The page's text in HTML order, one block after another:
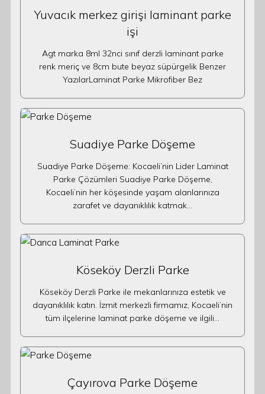
Yuvacık merkez girişi laminant parke
işi
Agt marka 8ml 32nci sınıf derzli laminant parke
renk meriç ve 8cm bute beyaz süpürgelik Benzer
YazılarLaminat Parke Mikrofiber Bez
Suadiye Parke Döşeme
Suadiye Parke Döşeme: Kocaeli’nin Lider Laminat
Parke Çözümleri Suadiye Parke Döşeme,
Kocaeli’nin her köşesinde yaşam alanlarınıza
zarafet ve dayanıklılık katmak…
Köseköy Derzli Parke
Köseköy Derzli Parke ile mekanlarınıza estetik ve
dayanıklılık katın. İzmit merkezli firmamız, Kocaeli’nin
tüm ilçelerine laminat parke döşeme ve ilgili…
Çayırova Parke Döşeme